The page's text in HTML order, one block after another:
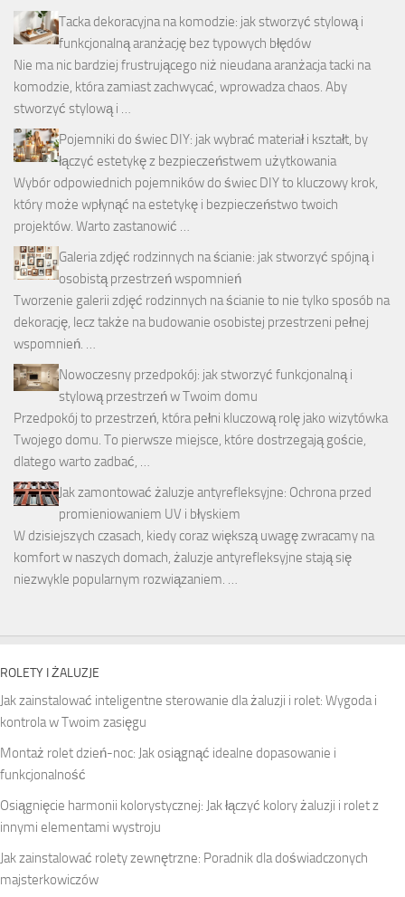
Tacka dekoracyjna na komodzie: jak stworzyć stylową i
funkcjonalną aranżację bez typowych błędów
Nie ma nic bardziej frustrującego niż nieudana aranżacja tacki na
komodzie, która zamiast zachwycać, wprowadza chaos. Aby
stworzyć stylową i …
Pojemniki do świec DIY: jak wybrać materiał i kształt, by
łączyć estetykę z bezpieczeństwem użytkowania
Wybór odpowiednich pojemników do świec DIY to kluczowy krok,
który może wpłynąć na estetykę i bezpieczeństwo twoich
projektów. Warto zastanowić …
Galeria zdjęć rodzinnych na ścianie: jak stworzyć spójną i
osobistą przestrzeń wspomnień
Tworzenie galerii zdjęć rodzinnych na ścianie to nie tylko sposób na
dekorację, lecz także na budowanie osobistej przestrzeni pełnej
wspomnień. …
Nowoczesny przedpokój: jak stworzyć funkcjonalną i
stylową przestrzeń w Twoim domu
Przedpokój to przestrzeń, która pełni kluczową rolę jako wizytówka
Twojego domu. To pierwsze miejsce, które dostrzegają goście,
dlatego warto zadbać, …
Jak zamontować żaluzje antyrefleksyjne: Ochrona przed
promieniowaniem UV i błyskiem
W dzisiejszych czasach, kiedy coraz większą uwagę zwracamy na
komfort w naszych domach, żaluzje antyrefleksyjne stają się
niezwykle popularnym rozwiązaniem. …
ROLETY I ŻALUZJE
Jak zainstalować inteligentne sterowanie dla żaluzji i rolet: Wygoda i
kontrola w Twoim zasięgu
Montaż rolet dzień-noc: Jak osiągnąć idealne dopasowanie i
funkcjonalność
Osiągnięcie harmonii kolorystycznej: Jak łączyć kolory żaluzji i rolet z
innymi elementami wystroju
Jak zainstalować rolety zewnętrzne: Poradnik dla doświadczonych
majsterkowiczów